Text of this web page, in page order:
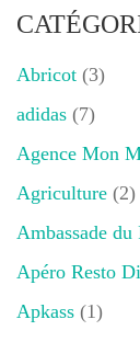
Abricot (3)
adidas (7)
Agence Mon
Agriculture (2)
Ambassade du
Apéro Resto
Apkass (1)